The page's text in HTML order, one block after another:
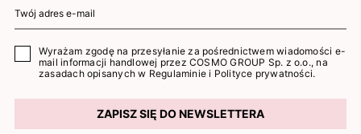
Wyrażam zgodę na przesyłanie za pośrednictwem wiadomości e-
mail informacji handlowej przez COSMO GROUP Sp. z o.o., na
zasadach opisanych w Regulaminie i Polityce prywatności.
ZAPISZ SIĘ DO NEWSLETTERA